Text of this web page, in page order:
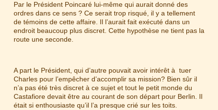
Par le Président Poincaré lui-même qui aurait donné des
ordres dans ce sens ? Ce serait trop risqué, il y a tellement
de témoins de cette affaire. Il l’aurait fait exécuté dans un
endroit beaucoup plus discret. Cette hypothèse ne tient pas la
route une seconde.
A part le Président, qui d’autre pouvait avoir intérêt à tuer
Charles pour l’empêcher d’accomplir sa mission? Bien sûr il
n’a pas été très discret à ce sujet et tout le petit monde du
Castafiore devait être au courant de son départ pour Berlin. Il
était si enthousiaste qu’il l’a presque crié sur les toits.